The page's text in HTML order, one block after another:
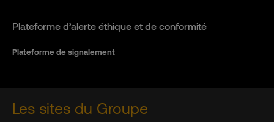
Plateforme d’alerte éthique et de conformité
Plateforme de signalement
Les sites du Groupe